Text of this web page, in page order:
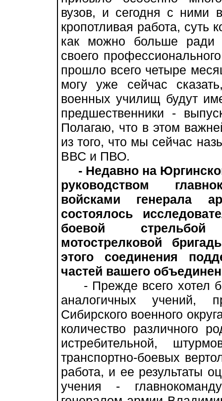
вузов, и сегодня с ними
кропотливая работа, суть
как можно больше ради
своего
прошло всего четыре
могу уже сейчас
военных училищ будут
предшественники -
Полагаю, что в этом
из того, что мы сейчас
ВВС и ПВО.
- Недавно на
руководством
войсками генерала
состоялось
боевой стрельбой
мотострелковой
этого соединения
частей вашего
- Прежде всего хотел
аналогичных учений,
Сибирского военного
количество различного
истребительной,
транспортно-боевых
работа, и ее результаты
учения -